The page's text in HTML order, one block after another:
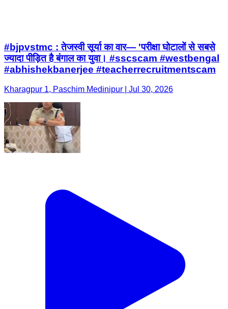
#bjpvstmc : तेजस्वी सूर्या का वार— 'परीक्षा घोटालों से सबसे
ज्यादा पीड़ित है बंगाल का युवा। #sscscam #westbengal
#abhishekbanerjee #teacherrecruitmentscam
Kharagpur 1, Paschim Medinipur | Jul 30, 2026